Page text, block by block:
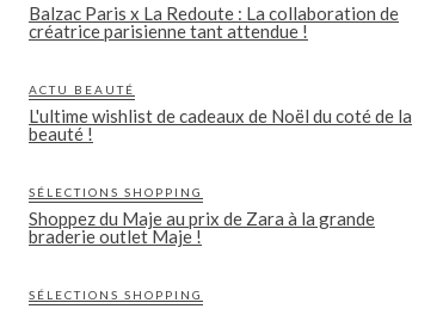
Balzac Paris x La Redoute : La collaboration de
créatrice parisienne tant attendue !
ACTU BEAUTÉ
L'ultime wishlist de cadeaux de Noël du coté de la
beauté !
SÉLECTIONS SHOPPING
Shoppez du Maje au prix de Zara à la grande
braderie outlet Maje !
SÉLECTIONS SHOPPING